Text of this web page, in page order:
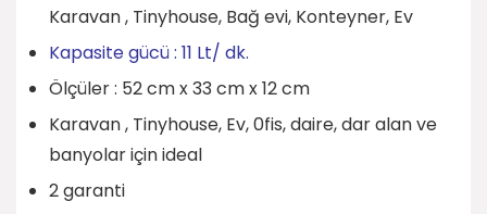
Karavan , Tinyhouse, Bağ evi, Konteyner, Ev
Kapasite gücü : 11 Lt/ dk.
Ölçüler : 52 cm x 33 cm x 12 cm
Karavan , Tinyhouse, Ev, 0fis, daire, dar alan ve
banyolar için ideal
2 garanti